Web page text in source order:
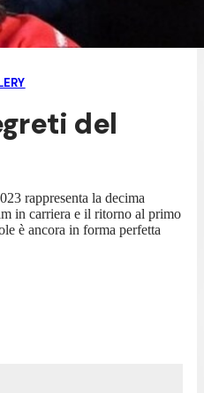
del
rappresenta la decima
in carriera e il ritorno al primo
è ancora in forma perfetta